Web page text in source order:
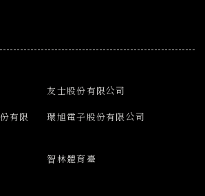
友士股份有限公司
有限
環旭電子股份有限公司
智林體育臺